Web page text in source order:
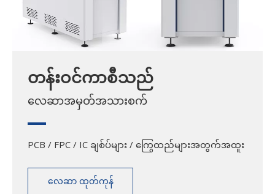
တန်းဝင်ကာစီသည်
လေဆာအမှတ်အသားစက်
PCB / FPC / IC ချစ်ပ်များ / ကြွေထည်များအတွက်အထူး
လေဆာ ထုတ်ကုန်